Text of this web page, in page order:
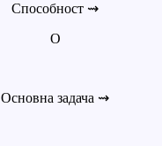
Способност ⇝
О
Основна задача ⇝